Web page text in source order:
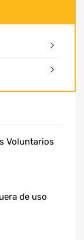
Voluntarios
de uso